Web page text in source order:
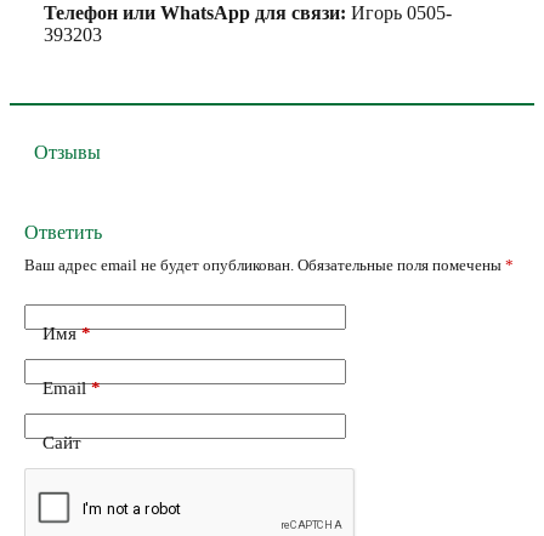
Телефон или WhatsApp для связи: Игорь 0505-
393203
Отзывы
Ответить
Ваш адрес email не будет опубликован. Обязательные поля помечены *
Имя*
Email*
Сайт